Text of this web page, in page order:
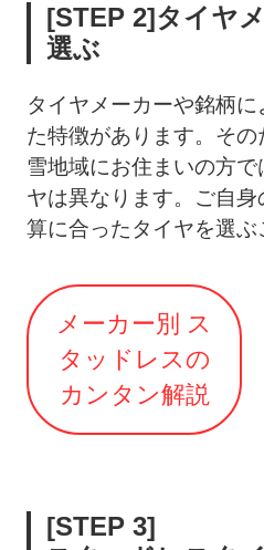
[STEP 2]タイヤ
選ぶ
タイヤメーカーや銘柄
た特徴があります。そ
雪地域にお住まいの方
ヤは異なります。ご自
算に合ったタイヤを選ぶ
メーカー別 ス
タッドレスの
カンタン解説
[STEP 3]